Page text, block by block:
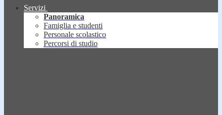
Servizi
Panoramica
Famiglia e studenti
Personale scolastico
Percorsi di studio